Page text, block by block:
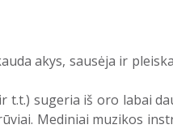
akys, sausėja ir
sugeria iš oro labai
Mediniai muzikos